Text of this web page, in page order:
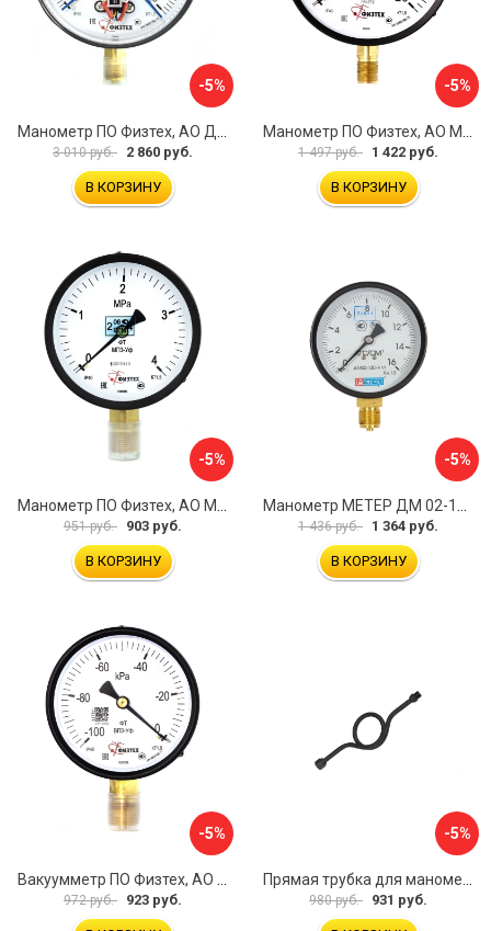
-5%
Манометр ПО Физтех, АО ДМ2005ф 4687205178077
3 010 руб. 2 860 руб.
В КОРЗИНУ
-5%
Манометр ПО Физтех, АО МП4-Уф 4687205178602
1 497 руб. 1 422 руб.
В КОРЗИНУ
-5%
951 руб. 903 руб.
В КОРЗИНУ
-5%
1 436 руб. 1 364 руб.
В КОРЗИНУ
-5%
972 руб. 923 руб.
-5%
980 руб. 931 руб.